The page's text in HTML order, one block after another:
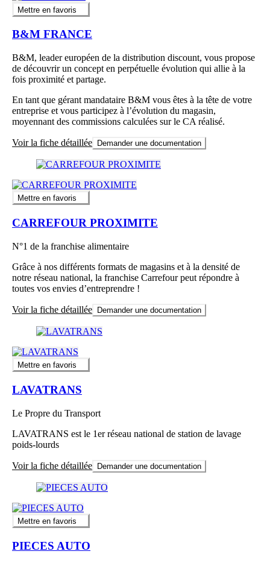
Mettre en favoris
B&M FRANCE
B&M, leader européen de la distribution discount, vous propose
de découvrir un concept en perpétuelle évolution qui allie à la
fois proximité et partage.
En tant que gérant mandataire B&M vous êtes à la tête de votre
entreprise et vous participez à l’évolution du magasin,
moyennant des commissions calculées sur le CA réalisé.
Voir la fiche détaillée Demander une documentation
Mettre en favoris
CARREFOUR PROXIMITE
N°1 de la franchise alimentaire
Grâce à nos différents formats de magasins et à la densité de
notre réseau national, la franchise Carrefour peut répondre à
toutes vos envies d’entreprendre !
Voir la fiche détaillée Demander une documentation
Mettre en favoris
LAVATRANS
Le Propre du Transport
LAVATRANS est le 1er réseau national de station de lavage
poids-lourds
Voir la fiche détaillée Demander une documentation
Mettre en favoris
PIECES AUTO